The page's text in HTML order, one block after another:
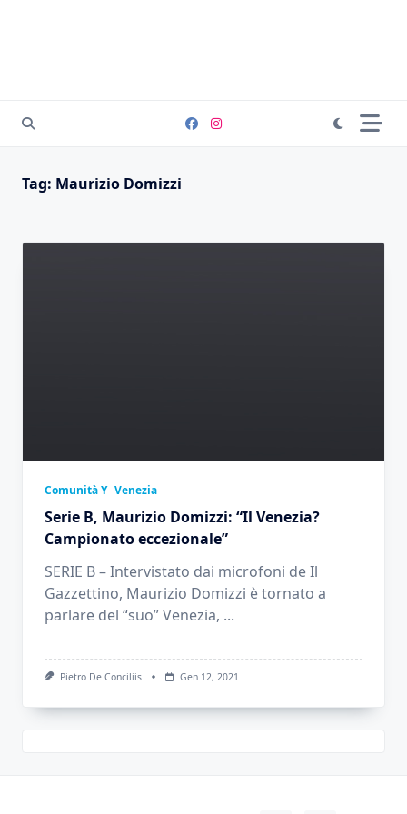
Tag: Maurizio Domizzi
Comunità Y Venezia
Serie B, Maurizio Domizzi: “Il Venezia?
Campionato eccezionale”
SERIE B – Intervistato dai microfoni de Il
Gazzettino, Maurizio Domizzi è tornato a
parlare del “suo” Venezia, ...
Pietro De Conciliis Gen 12, 2021